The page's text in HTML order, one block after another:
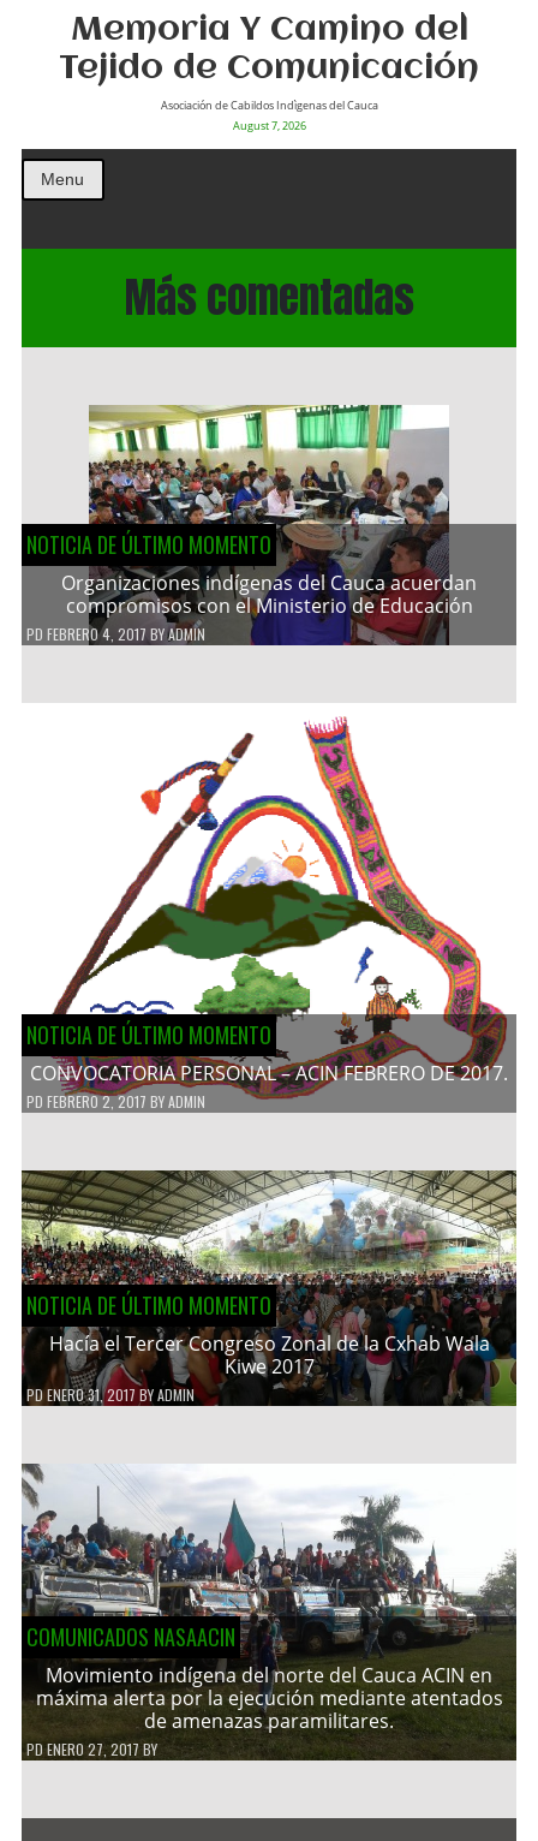
Memoria Y Camino del
Tejido de Comunicación
Asociación de Cabildos Indìgenas del Cauca
August 7, 2026
Menu
Más comentadas
NOTICIA DE ÚLTIMO MOMENTO
Organizaciones indígenas del Cauca acuerdan
compromisos con el Ministerio de Educación
PD FEBRERO 4, 2017 BYADMIN
NOTICIA DE ÚLTIMO MOMENTO
CONVOCATORIA PERSONAL – ACIN FEBRERO DE 2017.
PD FEBRERO 2, 2017 BYADMIN
NOTICIA DE ÚLTIMO MOMENTO
Hacía el Tercer Congreso Zonal de la Cxhab Wala
Kiwe 2017
PDENERO 31, 2017 BYADMIN
COMUNICADOS NASAACIN
Movimiento indígena del norte del Cauca ACIN en
máxima alerta por la ejecución mediante atentados
de amenazas paramilitares.
PDENERO 27, 2017 BY